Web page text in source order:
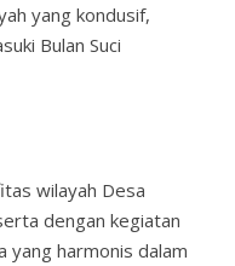
yang kondusif,
Bulan Suci
wilayah Desa
dengan kegiatan
yang harmonis dalam